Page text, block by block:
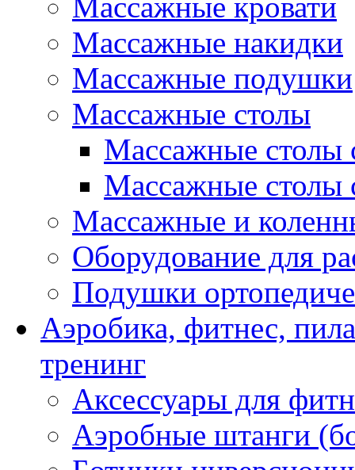
Массажные накидки
Массажные подушки
Массажные столы
Массажные столы
Массажные столы
Массажные и
Оборудование для
Подушки
Аэробика, фитнес,
тренинг
Аксессуары для
Аэробные штанги